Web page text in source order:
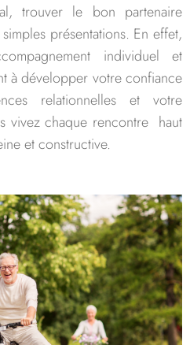
trouver le bon partenaire
présentations. En effet,
individuel et
à développer votre confiance
relationnelles et votre
vivez chaque rencontre haut
et constructive.